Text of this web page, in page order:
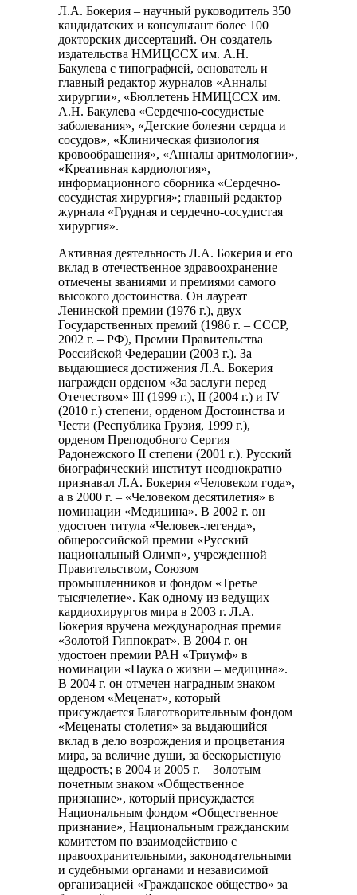
Л.А. Бокерия – научный руководитель 350
кандидатских и консультант более 100
докторских диссертаций. Он создатель
издательства НМИЦССХ им. А.Н.
Бакулева с типографией, основатель и
главный редактор журналов «Анналы
хирургии», «Бюллетень НМИЦССХ им.
А.Н. Бакулева «Сердечно-сосудистые
заболевания», «Детские болезни сердца и
сосудов», «Клиническая физиология
кровообращения», «Анналы аритмологии»,
«Креативная кардиология»,
информационного сборника «Сердечно-
сосудистая хирургия»; главный редактор
журнала «Грудная и сердечно-сосудистая
хирургия».
Активная деятельность Л.А. Бокерия и его
вклад в отечественное здравоохранение
отмечены званиями и премиями самого
высокого достоинства. Он лауреат
Ленинской премии (1976 г.), двух
Государственных премий (1986 г. – СССР,
2002 г. – РФ), Премии Правительства
Российской Федерации (2003 г.). За
выдающиеся достижения Л.А. Бокерия
награжден орденом «За заслуги перед
Отечеством» III (1999 г.), II (2004 г.) и IV
(2010 г.) степени, орденом Достоинства и
Чести (Республика Грузия, 1999 г.),
орденом Преподобного Сергия
Радонежского II степени (2001 г.). Русский
биографический институт неоднократно
признавал Л.А. Бокерия «Человеком года»,
а в 2000 г. – «Человеком десятилетия» в
номинации «Медицина». В 2002 г. он
удостоен титула «Человек-легенда»,
общероссийской премии «Русский
национальный Олимп», учрежденной
Правительством, Союзом
промышленников и фондом «Третье
тысячелетие». Как одному из ведущих
кардиохирургов мира в 2003 г. Л.А.
Бокерия вручена международная премия
«Золотой Гиппократ». В 2004 г. он
удостоен премии РАН «Триумф» в
номинации «Наука о жизни – медицина».
В 2004 г. он отмечен наградным знаком –
орденом «Меценат», который
присуждается Благотворительным фондом
«Меценаты столетия» за выдающийся
вклад в дело возрождения и процветания
мира, за величие души, за бескорыстную
щедрость; в 2004 и 2005 г. – Золотым
почетным знаком «Общественное
признание», который присуждается
Национальным фондом «Общественное
признание», Национальным гражданским
комитетом по взаимодействию с
правоохранительными, законодательными
и судебными органами и независимой
организацией «Гражданское общество» за